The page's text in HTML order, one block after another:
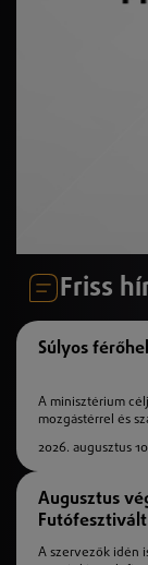
Friss
Súlyos
A minisztérium
mozgástérrel és
2026. augusztus
Augusztus
Futófesztivált
A szervezők idén